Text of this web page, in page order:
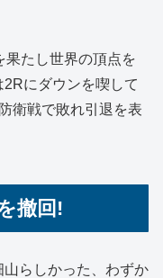
果たし世界の頂点を
にダウンを喫して
衛戦で敗れ引退を表
撤回!
らしかった、わずか